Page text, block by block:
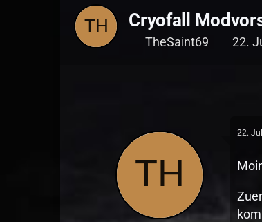
Cryofall
TheSaint69 22.
22.